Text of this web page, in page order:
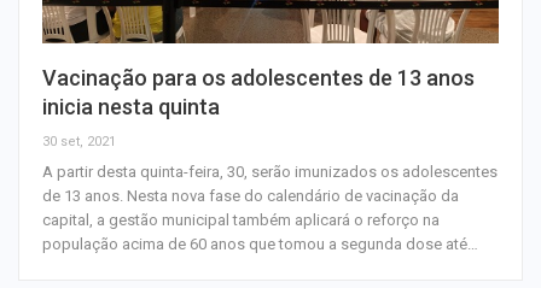
Vacinação para os adolescentes de 13 anos
inicia nesta quinta
30 set, 2021
A partir desta quinta-feira, 30, serão imunizados os adolescentes
de 13 anos. Nesta nova fase do calendário de vacinação da
capital, a gestão municipal também aplicará o reforço na
população acima de 60 anos que tomou a segunda dose até…